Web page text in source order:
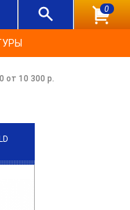
0
от 10 300 р.